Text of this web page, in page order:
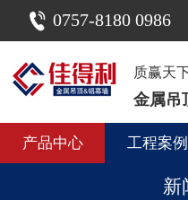
0757-8180 0986
质赢天
金属吊
产品中心 工程案例
新